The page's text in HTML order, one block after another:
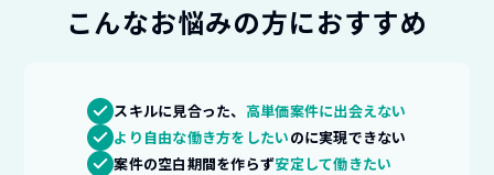
こんなお悩みの方におすすめ
スキルに見合った、 高単価案件に出会えない
より自由な働き方をしたいのに実現できない
案件の空白期間を作らず安定して働きたい